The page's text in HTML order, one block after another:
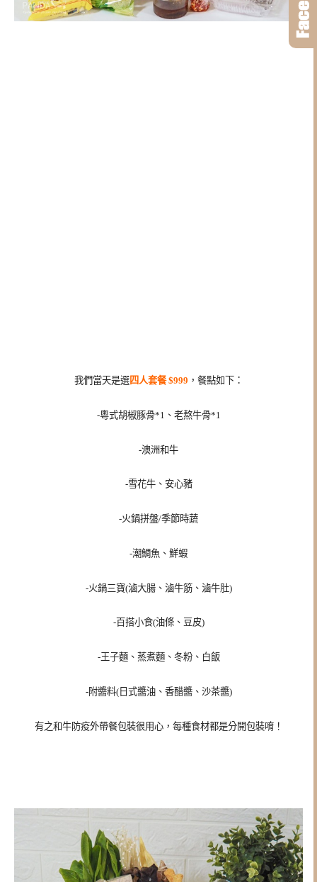
我們當天是選四人套餐 $999 ，餐點如下：
-粵式胡椒豚骨*1、老熬牛骨*1
-澳洲和牛
-雪花牛、安心豬
-火鍋拼盤/季節時蔬
-潮鯛魚、鮮蝦
-火鍋三寶(滷大腸、滷牛筋、滷牛肚)
-百搭小食(油條、豆皮)
-王子麵、蒸煮麵、冬粉、白飯
-附醬料(日式醬油、香醋醬、沙茶醬)
有之和牛防疫外帶餐包裝很用心，每種食材都是分開包裝唷！